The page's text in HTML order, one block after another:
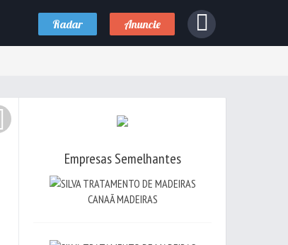
Radar Anuncie
Empresas Semelhantes
CANAÃ MADEIRAS